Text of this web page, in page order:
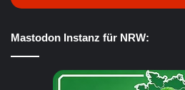
Mastodon Instanz für NRW: